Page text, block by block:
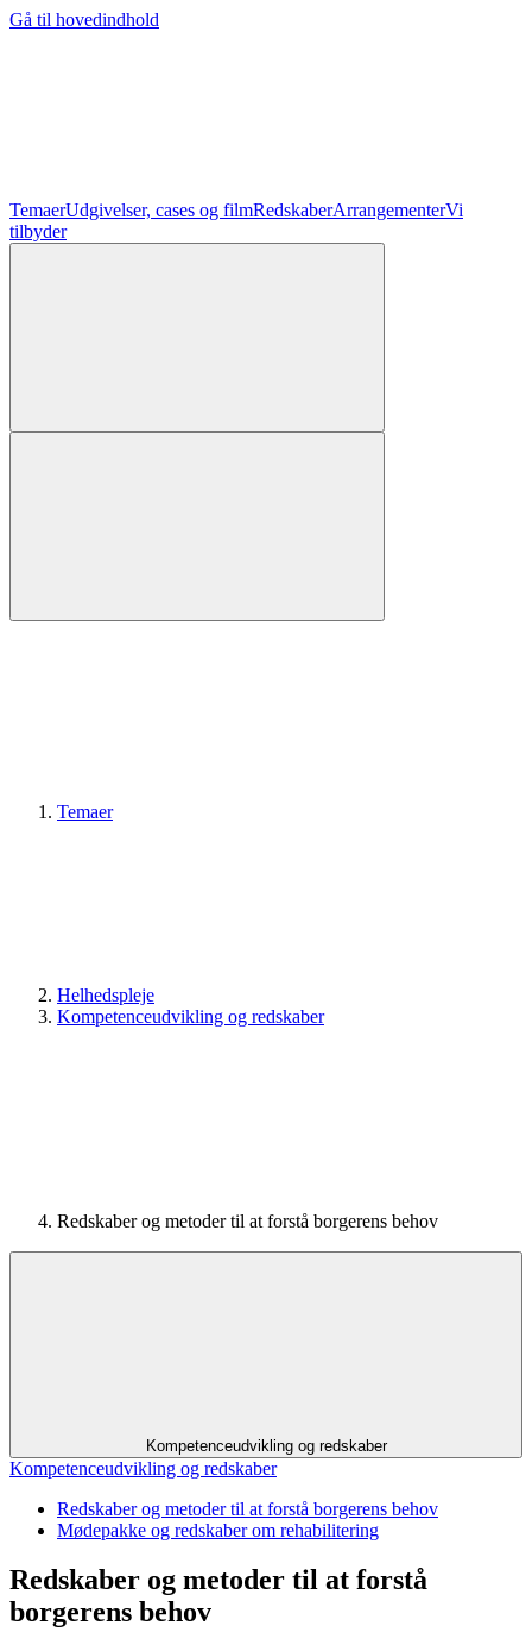
Gå til hovedindhold
TemaerUdgivelser, cases og filmRedskaberArrangementerVi
tilbyder
Temaer
Helhedspleje
Kompetenceudvikling og redskaber
Redskaber og metoder til at forstå borgerens behov
Kompetenceudvikling og redskaber
Kompetenceudvikling og redskaber
Redskaber og metoder til at forstå borgerens behov
Mødepakke og redskaber om rehabilitering
Redskaber og metoder til at forstå
borgerens behov